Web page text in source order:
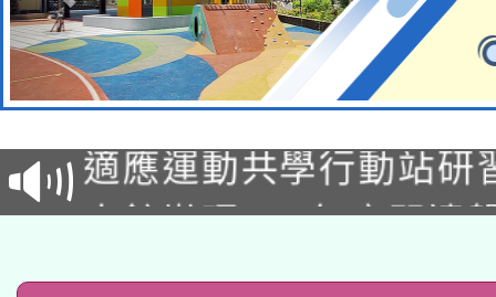
本校115學年度第2次
招甄選結果公告(無人
招)
適應運動共學行動站研
本館辦理115年度閱讀
暨閱讀推動專業研習